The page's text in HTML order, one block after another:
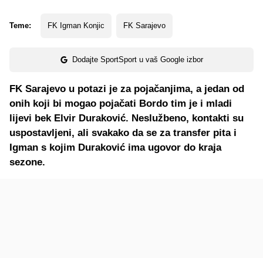
Teme: FK Igman Konjic FK Sarajevo
Dodajte SportSport u vaš Google izbor
FK Sarajevo u potazi je za pojačanjima, a jedan od
onih koji bi mogao pojačati Bordo tim je i mladi
lijevi bek Elvir Duraković. Neslužbeno, kontakti su
uspostavljeni, ali svakako da se za transfer pita i
Igman s kojim Duraković ima ugovor do kraja
sezone.